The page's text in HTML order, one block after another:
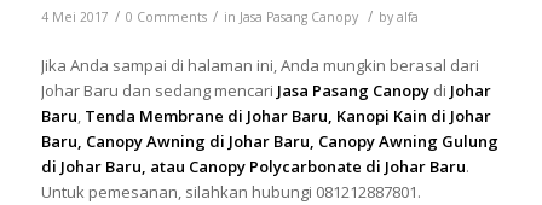
4 Mei 2017 / 0 Comments / in Jasa Pasang Canopy / by alfa
Jika Anda sampai di halaman ini, Anda mungkin berasal dari
Johar Baru dan sedang mencari Jasa Pasang Canopy di Johar
Baru, Tenda Membrane di Johar Baru, Kanopi Kain di Johar
Baru, Canopy Awning di Johar Baru, Canopy Awning Gulung
di Johar Baru, atau Canopy Polycarbonate di Johar Baru.
Untuk pemesanan, silahkan hubungi 081212887801.